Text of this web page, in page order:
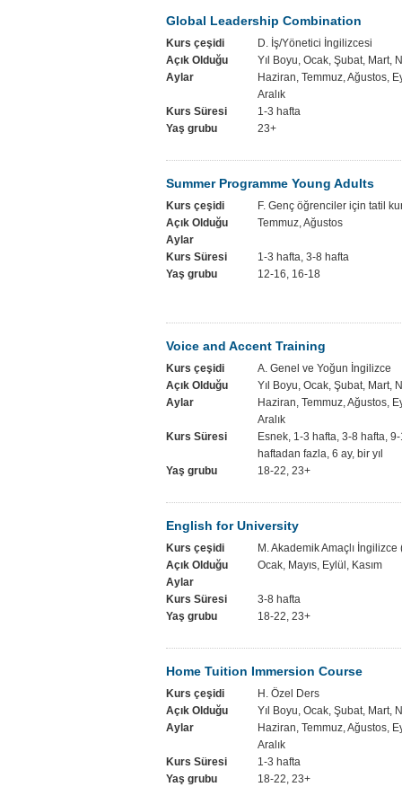
Global Leadership Combination
Kurs çeşidi
D. İş/Yönetici İngilizcesi
Açık Olduğu
Aylar
Yıl Boyu, Ocak, Şubat, Mart,
Haziran, Temmuz, Ağustos,
Aralık
Kurs Süresi
1-3 hafta
Yaş grubu
23+
Summer Programme Young Adults
Kurs çeşidi
F. Genç öğrenciler için tatil
Açık Olduğu
Aylar
Temmuz, Ağustos
Kurs Süresi
1-3 hafta, 3-8 hafta
Yaş grubu
12-16, 16-18
Voice and Accent Training
Kurs çeşidi
A. Genel ve Yoğun İngilizce
Açık Olduğu
Aylar
Yıl Boyu, Ocak, Şubat, Mart,
Haziran, Temmuz, Ağustos,
Aralık
Kurs Süresi
Esnek, 1-3 hafta, 3-8 hafta,
haftadan fazla, 6 ay, bir yıl
Yaş grubu
18-22, 23+
English for University
Kurs çeşidi
M. Akademik Amaçlı İngilizce
Açık Olduğu
Aylar
Ocak, Mayıs, Eylül, Kasım
Kurs Süresi
3-8 hafta
Yaş grubu
18-22, 23+
Home Tuition Immersion Course
Kurs çeşidi
H. Özel Ders
Açık Olduğu
Aylar
Yıl Boyu, Ocak, Şubat, Mart,
Haziran, Temmuz, Ağustos,
Aralık
Kurs Süresi
1-3 hafta
Yaş grubu
18-22, 23+